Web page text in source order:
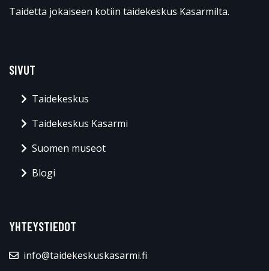
Taidetta jokaiseen kotiin taidekeskus Kasarmilta.
SIVUT
Taidekeskus
Taidekeskus Kasarmi
Suomen museot
Blogi
YHTEYSTIEDOT
info@taidekeskuskasarmi.fi